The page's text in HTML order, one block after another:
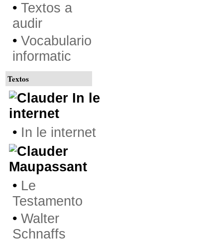
• Textos a
audir
• Vocabulario
informatic
Textos
In le
internet
• In le internet
Maupassant
• Le
Testamento
• Walter
Schnaffs